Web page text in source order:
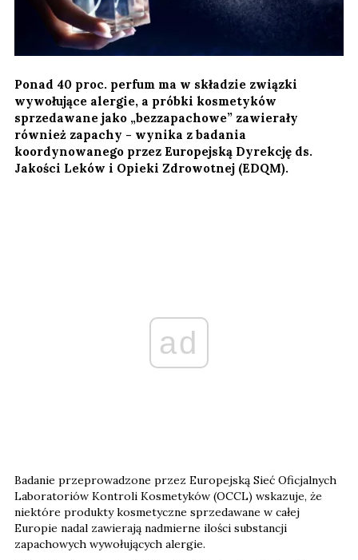
Ponad 40 proc. perfum ma w składzie związki
wywołujące alergie, a próbki kosmetyków
sprzedawane jako „bezzapachowe” zawierały
również zapachy - wynika z badania
koordynowanego przez Europejską Dyrekcję ds.
Jakości Leków i Opieki Zdrowotnej (EDQM).
ad
Badanie przeprowadzone przez Europejską Sieć Oficjalnych
Laboratoriów Kontroli Kosmetyków (OCCL) wskazuje, że
niektóre produkty kosmetyczne sprzedawane w całej
Europie nadal zawierają nadmierne ilości substancji
zapachowych wywołujących alergie.